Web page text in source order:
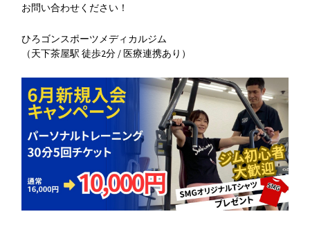
お問い合わせください！
ひろゴンスポーツメディカルジム
（天下茶屋駅 徒歩2分 / 医療連携あり）